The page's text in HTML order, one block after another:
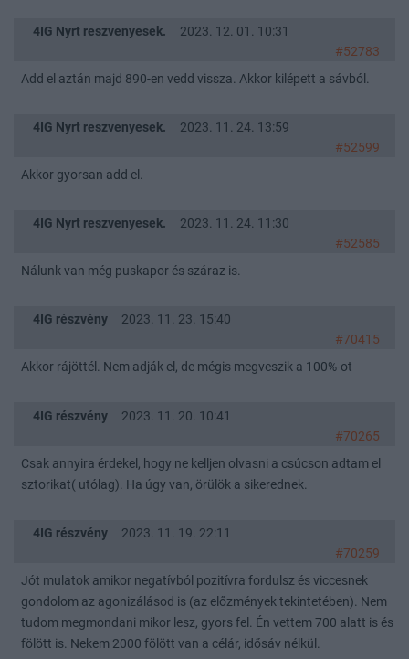
4IG Nyrt reszvenyesek.
2023. 12. 01. 10:31
#52783
Add el aztán majd 890-en vedd vissza. Akkor kilépett a sávból.
4IG Nyrt reszvenyesek.
2023. 11. 24. 13:59
#52599
Akkor gyorsan add el.
4IG Nyrt reszvenyesek.
2023. 11. 24. 11:30
#52585
Nálunk van még puskapor és száraz is.
4IG részvény
2023. 11. 23. 15:40
#70415
Akkor rájöttél. Nem adják el, de mégis megveszik a 100%-ot
4IG részvény
2023. 11. 20. 10:41
#70265
Csak annyira érdekel, hogy ne kelljen olvasni a csúcson adtam el
sztorikat( utólag). Ha úgy van, örülök a sikerednek.
4IG részvény
2023. 11. 19. 22:11
#70259
Jót mulatok amikor negatívból pozitívra fordulsz és viccesnek
gondolom az agonizálásod is (az előzmények tekintetében). Nem
tudom megmondani mikor lesz, gyors fel. Én vettem 700 alatt is és
fölött is. Nekem 2000 fölött van a célár, idősáv nélkül.